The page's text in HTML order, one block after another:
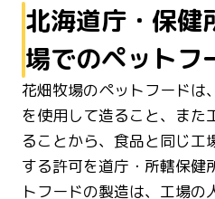
北海道庁・保健
場でのペットフ
花畑牧場のペットフードは
を使用して造ること、また
ることから、食品と同じ工
する許可を道庁・所轄保健
トフードの製造は、工場の